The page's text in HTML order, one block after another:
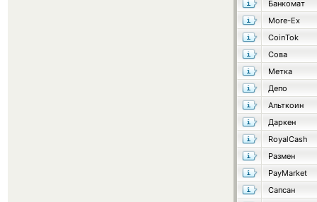
Банкомат
More-Ex
CoinTok
Сова
Метка
Депо
Альткоин
Даркен
RoyalCash
Размен
PayMarket
Сапсан